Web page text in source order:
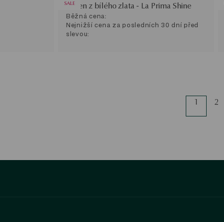
SALE
Prsten z bílého zlata - La Prima Shine
Běžná cena:
Nejnižší cena za posledních 30 dní před
slevou:
1 2